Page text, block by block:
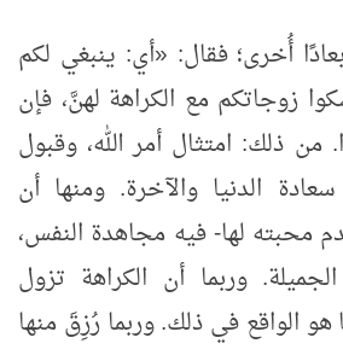
أُخرى؛ فقال: «أي: ينبغي لكم
زوجاتكم مع الكراهة لهنَّ، فإن
ذلك: امتثال أمر الله، وقبول
الدنيا والآخرة. ومنها أن
محبته لها- فيه مجاهدة النفس،
وربما أن الكراهة تزول
هو الواقع في ذلك. وربما رُزِقَ منها